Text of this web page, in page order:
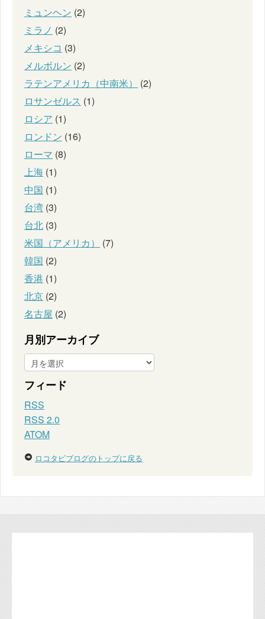
ミュンヘン (2)
ミラノ (2)
メキシコ (3)
メルボルン (2)
ラテンアメリカ（中南米）
(2)
ロサンゼルス (1)
ロシア (1)
ロンドン (16)
ローマ (8)
上海 (1)
中国 (1)
台湾 (3)
台北 (3)
米国（アメリカ）
(7)
韓国 (2)
香港 (1)
北京 (2)
名古屋 (2)
月別アーカイブ
フィード
RSS
RSS 2.0
ATOM
ロコタビブログのトップに戻る